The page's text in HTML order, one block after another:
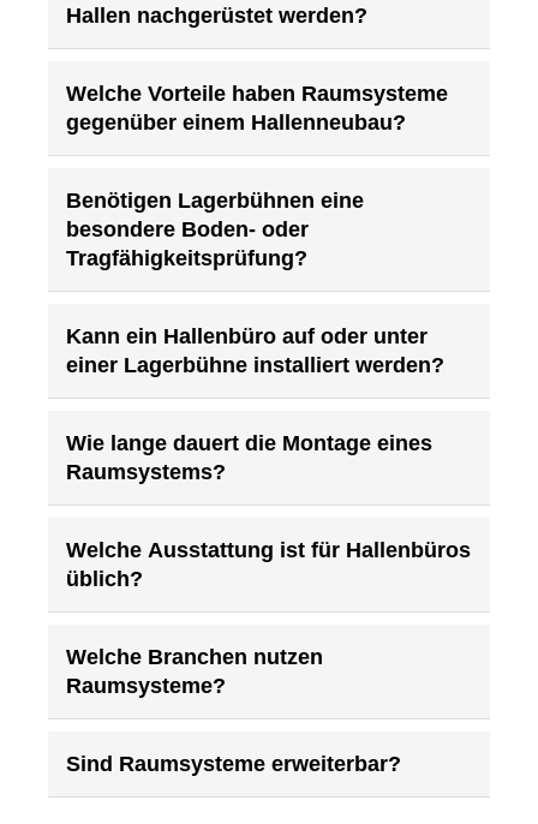
Hallen nachgerüstet werden?
Welche Vorteile haben Raumsysteme
gegenüber einem Hallenneubau?
Benötigen Lagerbühnen eine
besondere Boden- oder
Tragfähigkeitsprüfung?
Kann ein Hallenbüro auf oder unter
einer Lagerbühne installiert werden?
Wie lange dauert die Montage eines
Raumsystems?
Welche Ausstattung ist für Hallenbüros
üblich?
Welche Branchen nutzen
Raumsysteme?
Sind Raumsysteme erweiterbar?